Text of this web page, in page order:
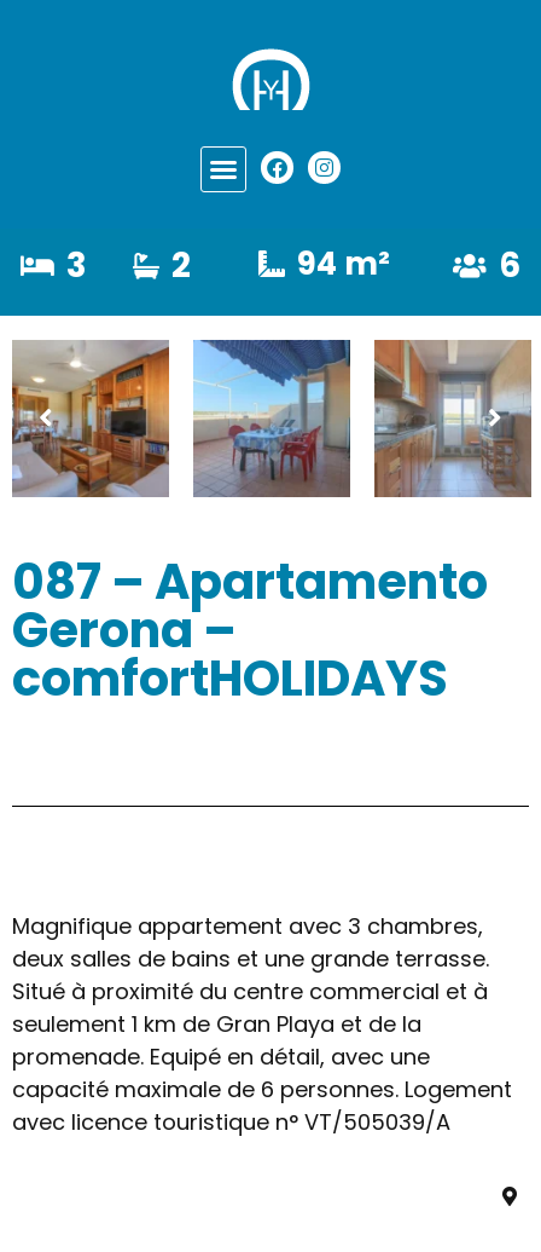
3 2 94 m² 6
087 – Apartamento
Gerona –
comfortHOLIDAYS
Magnifique appartement avec 3 chambres,
deux salles de bains et une grande terrasse.
Situé à proximité du centre commercial et à
seulement 1 km de Gran Playa et de la
promenade. Equipé en détail, avec une
capacité maximale de 6 personnes. Logement
avec licence touristique n° VT/505039/A